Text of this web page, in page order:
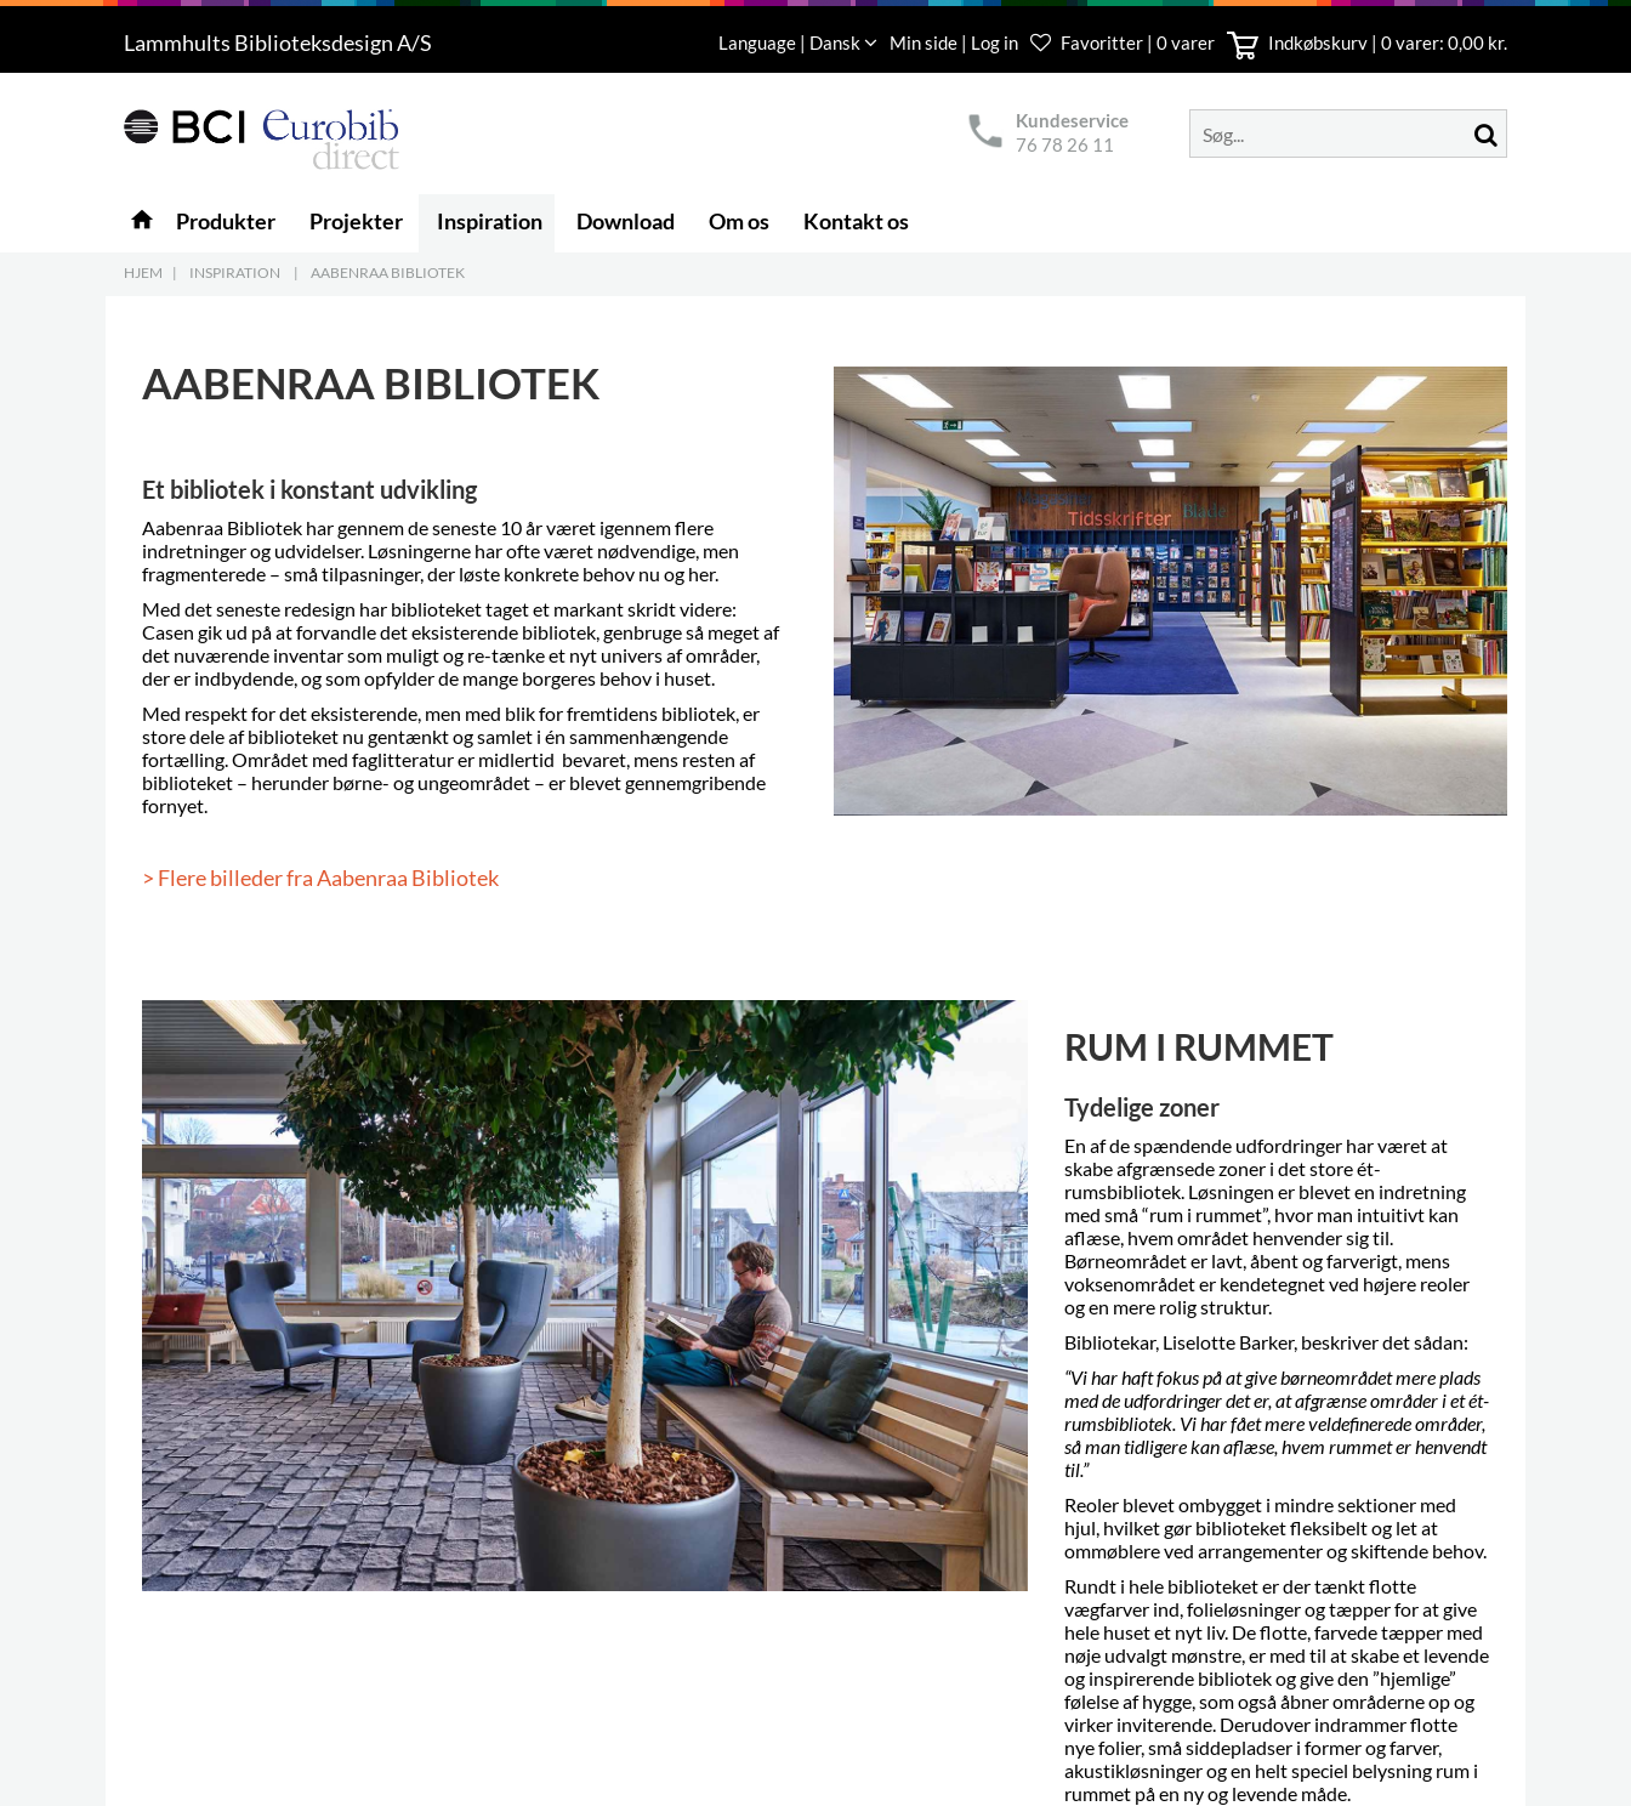
5
Produkter
Lammhults Biblioteksdesign A/S Language | Dansk Min side | Log in Favoritter | 0 varer Indkøbskurv | 0varer: 0,00 kr.
Kundeservice
76 78 26 11
home Produkter Projekter Inspiration Download Om os Kontakt os
HJEM | INSPIRATION | AABENRAA BIBLIOTEK
AABENRAA BIBLIOTEK
Et bibliotek i konstant udvikling
Aabenraa Bibliotek har gennem de seneste 10 år været igennem flere
indretninger og udvidelser. Løsningerne har ofte været nødvendige, men
fragmenterede – små tilpasninger, der løste konkrete behov nu og her.
Med det seneste redesign har biblioteket taget et markant skridt videre:
Casen gik ud på at forvandle det eksisterende bibliotek, genbruge så meget af
det nuværende inventar som muligt og re-tænke et nyt univers af områder,
der er indbydende, og som opfylder de mange borgeres behov i huset.
Med respekt for det eksisterende, men med blik for fremtidens bibliotek, er
store dele af biblioteket nu gentænkt og samlet i én sammenhængende
fortælling. Området med faglitteratur er midlertid bevaret, mens resten af
biblioteket – herunder børne- og ungeområdet – er blevet gennemgribende
fornyet.
> Flere billeder fra Aabenraa Bibliotek
RUM I RUMMET
Tydelige zoner
En af de spændende udfordringer har været at
skabe afgrænsede zoner i det store ét-
rumsbibliotek. Løsningen er blevet en indretning
med små “rum i rummet”, hvor man intuitivt kan
aflæse, hvem området henvender sig til.
Børneområdet er lavt, åbent og farverigt, mens
voksenområdet er kendetegnet ved højere reoler
og en mere rolig struktur.
Bibliotekar, Liselotte Barker, beskriver det sådan:
“Vi har haft fokus på at give børneområdet mere plads
med de udfordringer det er, at afgrænse områder i et ét-
rumsbibliotek. Vi har fået mere veldefinerede områder,
så man tidligere kan aflæse, hvem rummet er henvendt
til.”
Reoler blevet ombygget i mindre sektioner med
hjul, hvilket gør biblioteket fleksibelt og let at
ommøblere ved arrangementer og skiftende behov.
Rundt i hele biblioteket er der tænkt flotte
vægfarver ind, folieløsninger og tæpper for at give
hele huset et nyt liv. De flotte, farvede tæpper med
nøje udvalgt mønstre, er med til at skabe et levende
og inspirerende bibliotek og give den ”hjemlige”
følelse af hygge, som også åbner områderne op og
virker inviterende. Derudover indrammer flotte
nye folier, små siddepladser i former og farver,
akustikløsninger og en helt speciel belysning rum i
rummet på en ny og levende måde.